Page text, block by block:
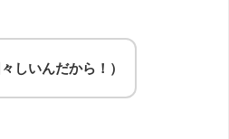
しいんだから！）